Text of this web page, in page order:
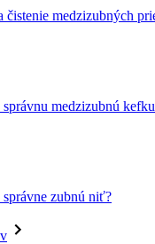
čistenie medzizubných
medzizubnú kefku
zubnú niť?